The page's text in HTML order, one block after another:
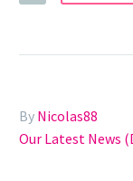
By Nicolas88
Our Latest News